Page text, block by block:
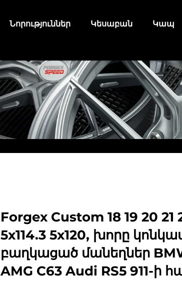
Նորություններ Կեսաբան Կապ
Forgex Custom 18 19 20 21
5x114.3 5x120, խորը
բաղկացած մանեղներ
AMG C63 Audi RS5 911-ի